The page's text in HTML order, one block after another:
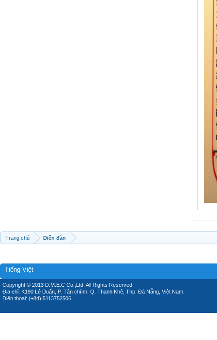
Trang chủ Diễn đàn
Tiếng Việt
Copyright © 2013 D.M.E.C Co.,Ltd, All Rights Reserved.
Địa chỉ: K190 Lê Duẩn, P. Tân chính, Q. Thanh Khê, Thp. Đà Nẵng, Việt Nam.
Điện thoại: (+84) 5113752506